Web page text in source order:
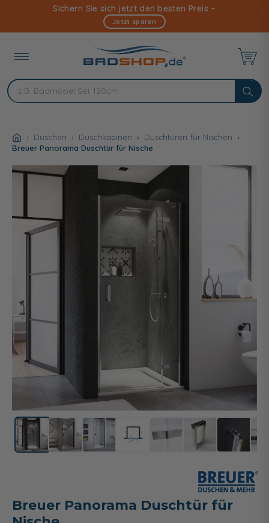
Inhalt
Sichern Sie sich jetzt den besten Preis –
Jetzt sparen
Duschen Duschkabinen
Duschtüren für Nischen
Breuer Panorama Duschtür für Nische
Breuer Panorama Duschtür für